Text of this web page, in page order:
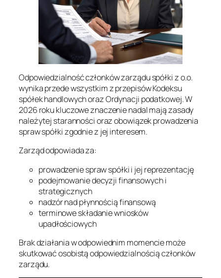
Odpowiedzialność członków zarządu spółki z o.o.
wynika przede wszystkim z przepisów Kodeksu
spółek handlowych oraz Ordynacji podatkowej. W
2026 roku kluczowe znaczenie nadal mają zasady
należytej staranności oraz obowiązek prowadzenia
spraw spółki zgodnie z jej interesem.
Zarząd odpowiada za:
prowadzenie spraw spółki i jej reprezentację
podejmowanie decyzji finansowych i
strategicznych
nadzór nad płynnością finansową
terminowe składanie wniosków
upadłościowych
Brak działania w odpowiednim momencie może
skutkować osobistą odpowiedzialnością członków
zarządu.